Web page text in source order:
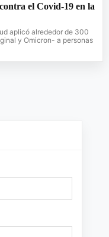
el Covid-19 en la
aplicó alrededor de 300
y Omicron- a personas